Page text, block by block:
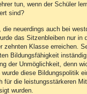
tun, wenn der Schüler
sind?
neuerdings auch bei
das Sitzenbleiben nur in
Klasse erreichen.
Bildungsfähigkeit
der Unmöglichkeit, denn
diese Bildungspolitik
für die leistungsstärkeren
wurden.